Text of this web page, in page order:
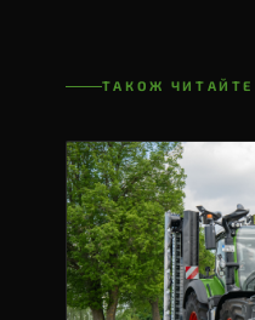
ТАКОЖ ЧИТАЙТЕ